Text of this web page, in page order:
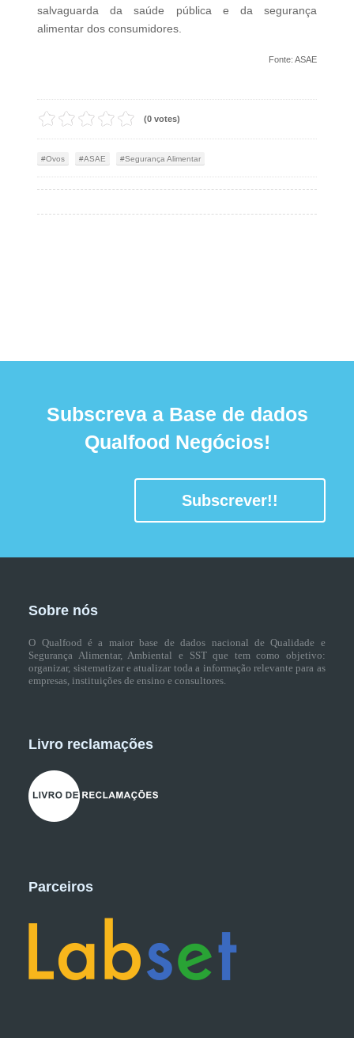
salvaguarda da saúde pública e da segurança
alimentar dos consumidores.
Fonte: ASAE
(0 votes)
Ovos ASAE Segurança Alimentar
Subscreva a Base de dados
Qualfood Negócios!
Subscrever!!
Sobre nós
O Qualfood é a maior base de dados nacional de Qualidade e
Segurança Alimentar, Ambiental e SST que tem como objetivo:
organizar, sistematizar e atualizar toda a informação relevante para as
empresas, instituições de ensino e consultores.
Livro reclamações
Parceiros